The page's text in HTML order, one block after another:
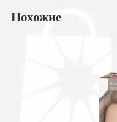
Похожие